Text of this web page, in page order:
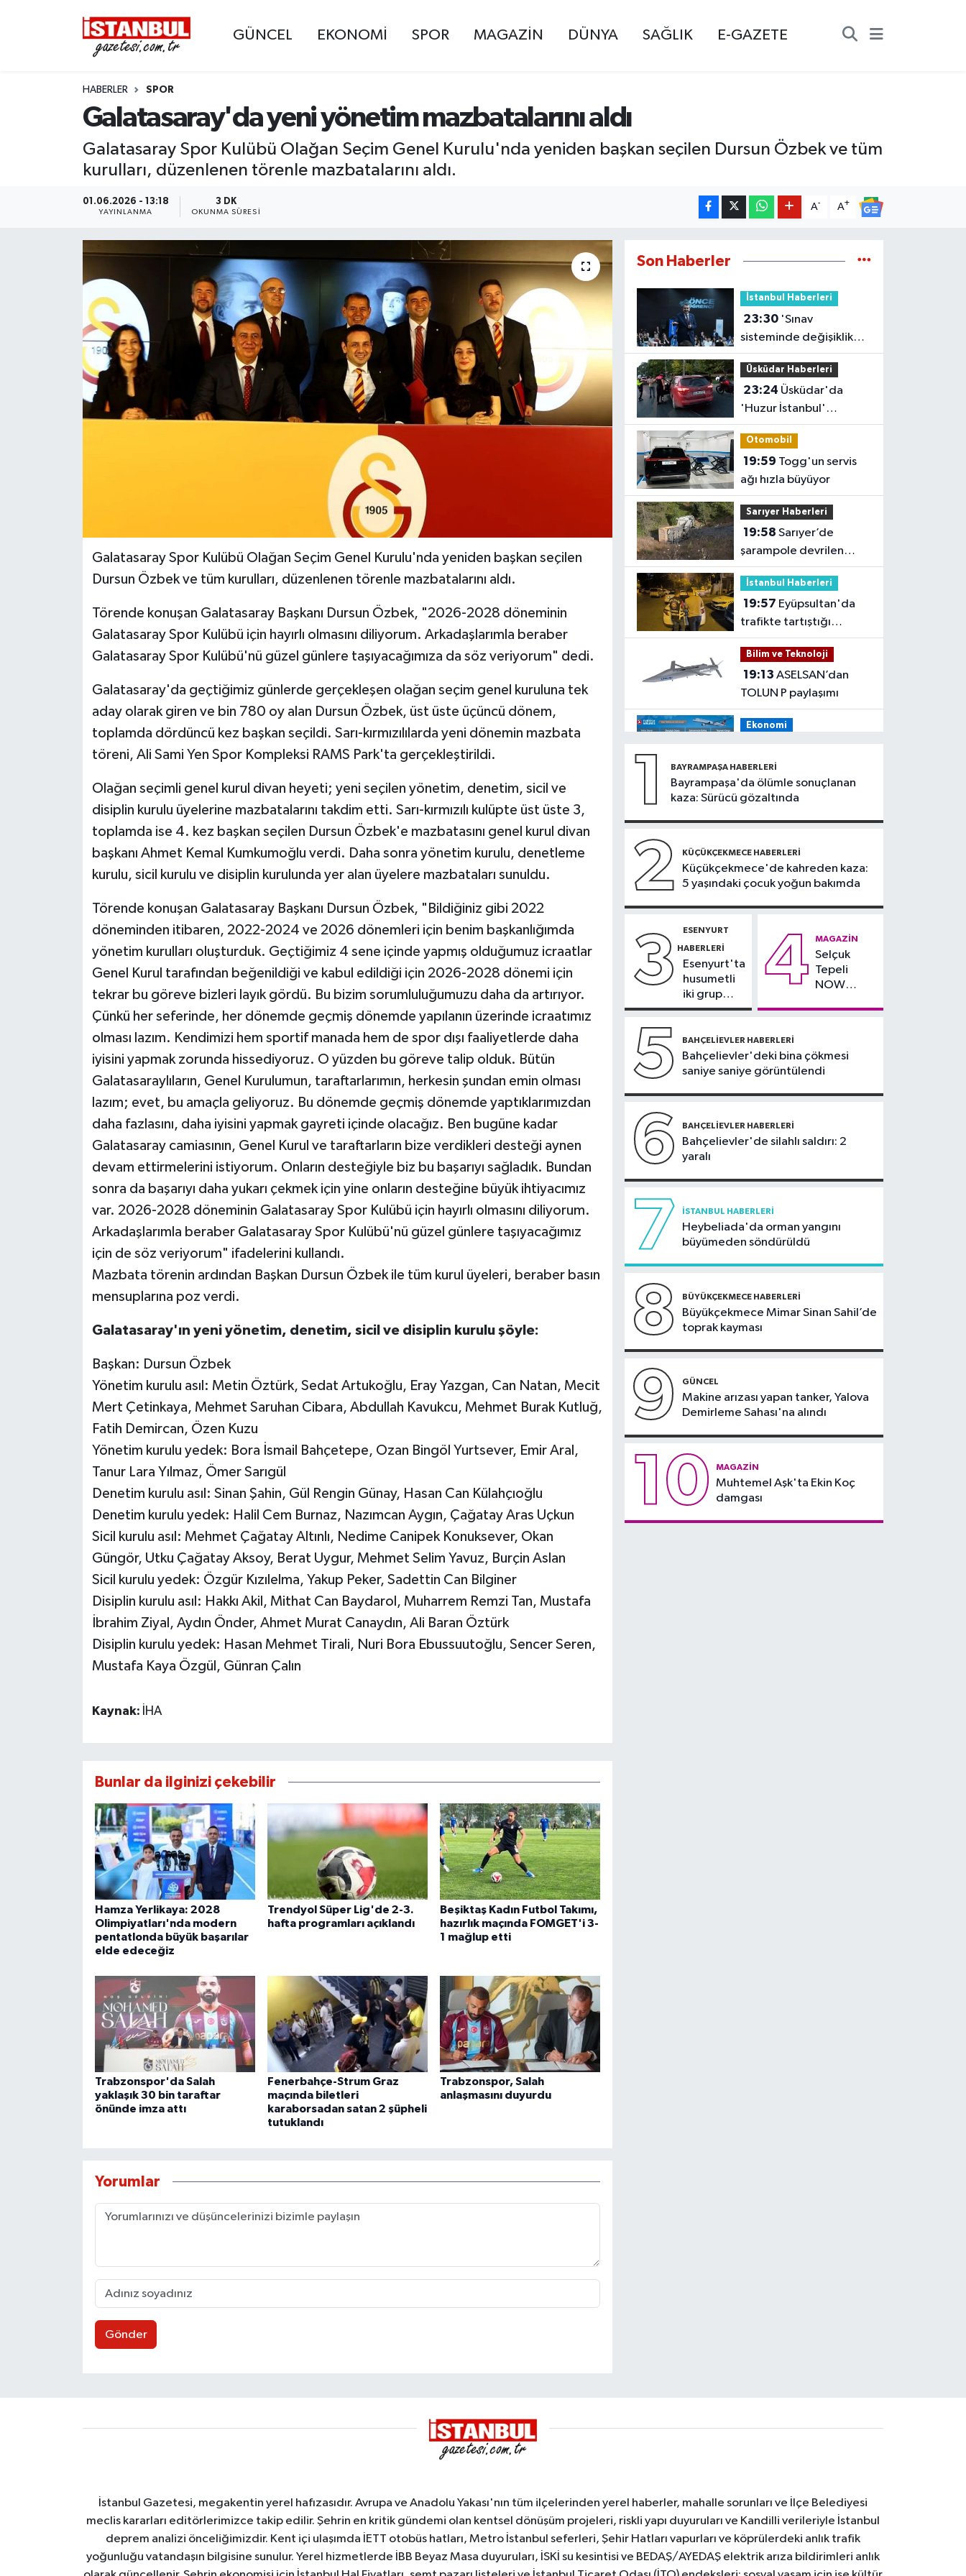
GÜNCEL EKONOMİ SPOR MAGAZİN DÜNYA SAĞLIK E-GAZETE
HABERLER SPOR
Galatasaray'da yeni yönetim mazbatalarını aldı
Galatasaray Spor Kulübü Olağan Seçim Genel Kurulu'nda yeniden başkan seçilen Dursun Özbek ve tüm
kurulları, düzenlenen törenle mazbatalarını aldı.
01.06.2026 - 13:18
YAYINLANMA
3 DK
OKUNMA SÜRESI
A- A+
Galatasaray Spor Kulübü Olağan Seçim Genel Kurulu'nda yeniden başkan seçilen
Dursun Özbek ve tüm kurulları, düzenlenen törenle mazbatalarını aldı.
Törende konuşan Galatasaray Başkanı Dursun Özbek, "2026-2028 döneminin
Galatasaray Spor Kulübü için hayırlı olmasını diliyorum. Arkadaşlarımla beraber
Galatasaray Spor Kulübü'nü güzel günlere taşıyacağımıza da söz veriyorum" dedi.
Galatasaray'da geçtiğimiz günlerde gerçekleşen olağan seçim genel kuruluna tek
aday olarak giren ve bin 780 oy alan Dursun Özbek, üst üste üçüncü dönem,
toplamda dördüncü kez başkan seçildi. Sarı-kırmızılılarda yeni dönemin mazbata
töreni, Ali Sami Yen Spor Kompleksi RAMS Park'ta gerçekleştirildi.
Olağan seçimli genel kurul divan heyeti; yeni seçilen yönetim, denetim, sicil ve
disiplin kurulu üyelerine mazbatalarını takdim etti. Sarı-kırmızılı kulüpte üst üste 3,
toplamda ise 4. kez başkan seçilen Dursun Özbek'e mazbatasını genel kurul divan
başkanı Ahmet Kemal Kumkumoğlu verdi. Daha sonra yönetim kurulu, denetleme
kurulu, sicil kurulu ve disiplin kurulunda yer alan üyelere mazbataları sunuldu.
Törende konuşan Galatasaray Başkanı Dursun Özbek, "Bildiğiniz gibi 2022
döneminden itibaren, 2022-2024 ve 2026 dönemleri için benim başkanlığımda
yönetim kurulları oluşturduk. Geçtiğimiz 4 sene içinde yapmış olduğumuz icraatlar
Genel Kurul tarafından beğenildiği ve kabul edildiği için 2026-2028 dönemi için
tekrar bu göreve bizleri layık gördü. Bu bizim sorumluluğumuzu daha da artırıyor.
Çünkü her seferinde, her dönemde geçmiş dönemde yapılanın üzerinde icraatımız
olması lazım. Kendimizi hem sportif manada hem de spor dışı faaliyetlerde daha
iyisini yapmak zorunda hissediyoruz. O yüzden bu göreve talip olduk. Bütün
Galatasaraylıların, Genel Kurulumun, taraftarlarımın, herkesin şundan emin olması
lazım; evet, bu amaçla geliyoruz. Bu dönemde geçmiş dönemde yaptıklarımızdan
daha fazlasını, daha iyisini yapmak gayreti içinde olacağız. Ben bugüne kadar
Galatasaray camiasının, Genel Kurul ve taraftarların bize verdikleri desteği aynen
devam ettirmelerini istiyorum. Onların desteğiyle biz bu başarıyı sağladık. Bundan
sonra da başarıyı daha yukarı çekmek için yine onların desteğine büyük ihtiyacımız
var. 2026-2028 döneminin Galatasaray Spor Kulübü için hayırlı olmasını diliyorum.
Arkadaşlarımla beraber Galatasaray Spor Kulübü'nü güzel günlere taşıyacağımız
için de söz veriyorum" ifadelerini kullandı.
Mazbata törenin ardından Başkan Dursun Özbek ile tüm kurul üyeleri, beraber basın
mensuplarına poz verdi.
Galatasaray'ın yeni yönetim, denetim, sicil ve disiplin kurulu şöyle:
Başkan: Dursun Özbek
Yönetim kurulu asıl: Metin Öztürk, Sedat Artukoğlu, Eray Yazgan, Can Natan, Mecit
Mert Çetinkaya, Mehmet Saruhan Cibara, Abdullah Kavukcu, Mehmet Burak Kutluğ,
Fatih Demircan, Özen Kuzu
Yönetim kurulu yedek: Bora İsmail Bahçetepe, Ozan Bingöl Yurtsever, Emir Aral,
Tanur Lara Yılmaz, Ömer Sarıgül
Denetim kurulu asıl: Sinan Şahin, Gül Rengin Günay, Hasan Can Külahçıoğlu
Denetim kurulu yedek: Halil Cem Burnaz, Nazımcan Aygın, Çağatay Aras Uçkun
Sicil kurulu asıl: Mehmet Çağatay Altınlı, Nedime Canipek Konuksever, Okan
Güngör, Utku Çağatay Aksoy, Berat Uygur, Mehmet Selim Yavuz, Burçin Aslan
Sicil kurulu yedek: Özgür Kızılelma, Yakup Peker, Sadettin Can Bilginer
Disiplin kurulu asıl: Hakkı Akil, Mithat Can Baydarol, Muharrem Remzi Tan, Mustafa
İbrahim Ziyal, Aydın Önder, Ahmet Murat Canaydın, Ali Baran Öztürk
Disiplin kurulu yedek: Hasan Mehmet Tirali, Nuri Bora Ebussuutoğlu, Sencer Seren,
Mustafa Kaya Özgül, Günran Çalın
Kaynak: İHA
Bunlar da ilginizi çekebilir
Hamza Yerlikaya: 2028
Olimpiyatları'nda modern
pentatlonda büyük başarılar
elde edeceğiz
Trendyol Süper Lig'de 2-3.
hafta programları açıklandı
Beşiktaş Kadın Futbol Takımı,
hazırlık maçında FOMGET'i 3-
1 mağlup etti
Trabzonspor'da Salah
yaklaşık 30 bin taraftar
önünde imza attı
Fenerbahçe-Strum Graz
maçında biletleri
karaborsadan satan 2 şüpheli
tutuklandı
Trabzonspor, Salah
anlaşmasını duyurdu
Yorumlar
Gönder
Son Haberler
İstanbul Haberleri
23:30'Sınav
sisteminde değişiklik
yok ama sorular
müfredata uygun hale
gelecek'
Üsküdar Haberleri
23:24
'Huzur İstanbul'
denetimi
Otomobil
19:59
ağı hızla büyüyor
Sarıyer Haberleri
19:58
şarampole devrilen
hafriyat kamyonunun
şoförü yaralandı
İstanbul Haberleri
19:57
trafikte tartıştığı
sürücünün önünü kesip
tehdit eden saldırgana
180 bin lira ceza
Bilim ve Teknoloji
19:13
TOLUN P paylaşımı
Ekonomi
ayında 9,5 milyon yolcu
taşıdı
Bilim ve Teknoloji
nesil uydulara taşınıyor
Otomobil
19:03Motosiklet
deneyimi denize
19:00'Çerçeve yasa'
teklifi komisyonda
1 BAYRAMPAŞA HABERLERI
Bayrampaşa'da ölümle sonuçlanan
kaza: Sürücü gözaltında
2 KÜÇÜKÇEKMECE HABERLERI
Küçükçekmece'de kahreden kaza:
5 yaşındaki çocuk yoğun bakımda
3 ESENYURT
HABERLERI
Esenyurt'ta
husumetli
iki grup
arasında
kavga
4 MAGAZIN
Selçuk
Tepeli
NOW
5 BAHÇELIEVLER HABERLERI
Bahçelievler'deki bina çökmesi
saniye saniye görüntülendi
6 BAHÇELIEVLER HABERLERI
Bahçelievler'de silahlı saldırı: 2
yaralı
7 İSTANBUL HABERLERI
Heybeliada'da orman yangını
büyümeden söndürüldü
8 BÜYÜKÇEKMECE HABERLERI
Büyükçekmece Mimar Sinan Sahil’de
toprak kayması
9 GÜNCEL
Makine arızası yapan tanker, Yalova
Demirleme Sahası'na alındı
10 MAGAZIN
Muhtemel Aşk'ta Ekin Koç
damgası
İstanbul Gazetesi, megakentin yerel hafızasıdır. Avrupa ve Anadolu Yakası'nın tüm ilçelerinden yerel haberler, mahalle sorunları ve İlçe Belediyesi
meclis kararları editörlerimizce takip edilir. Şehrin en kritik gündemi olan kentsel dönüşüm projeleri, riskli yapı duyuruları ve Kandilli verileriyle İstanbul
deprem analizi önceliğimizdir. Kent içi ulaşımda İETT otobüs hatları, Metro İstanbul seferleri, Şehir Hatları vapurları ve köprülerdeki anlık trafik
yoğunluğu vatandaşın bilgisine sunulur. Yerel hizmetlerde İBB Beyaz Masa duyuruları, İSKİ su kesintisi ve BEDAŞ/AYEDAŞ elektrik arıza bildirimleri anlık
EKONOMİ
İSTANBUL
MAGAZİN
BİLİM VE TEKNOLOJİ
OTOMOBİL
KURUMSAL
Nöbetçi Eczaneler
Hava Durumu
Trafik Durumu
Süper Lig Puan Durumu ve Fikstür
Tüm Manşetler
Son Dakika Haberleri